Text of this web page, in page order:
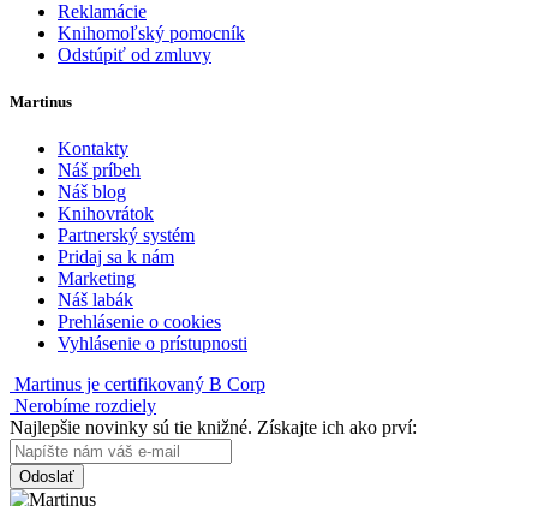
Reklamácie
Knihomoľský pomocník
Odstúpiť od zmluvy
Martinus
Kontakty
Náš príbeh
Náš blog
Knihovrátok
Partnerský systém
Pridaj sa k nám
Marketing
Náš labák
Prehlásenie o cookies
Vyhlásenie o prístupnosti
Martinus je certifikovaný B Corp
Nerobíme rozdiely
Najlepšie novinky sú tie knižné. Získajte ich ako prví:
Odoslať